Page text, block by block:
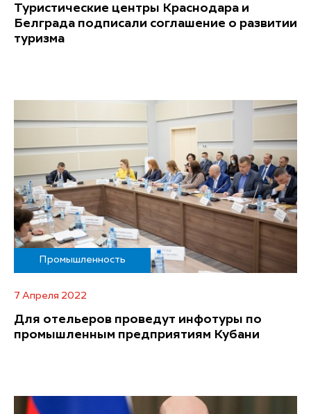
Туристические центры Краснодара и
Белграда подписали соглашение о развитии
туризма
Промышленность
7 Апреля 2022
Для отельеров проведут инфотуры по
промышленным предприятиям Кубани